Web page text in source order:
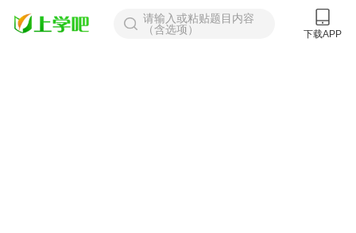
请输入或粘贴题目内容
（含选项）
下载APP